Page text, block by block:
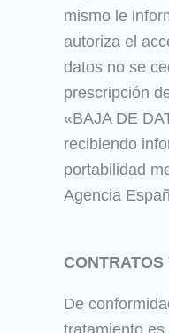
mismo le
autoriza el
datos no se
prescripción
«BAJA DE
recibiendo
portabilidad
Agencia
CONTRATOS
De
tratamiento